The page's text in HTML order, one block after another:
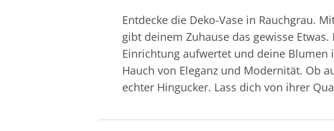
Entdecke die Deko-Vase in Rauchgrau.
gibt deinem Zuhause das gewisse
Einrichtung aufwertet und deine Blumen
Hauch von Eleganz und Modernität. Ob
echter Hingucker. Lass dich von ihrer